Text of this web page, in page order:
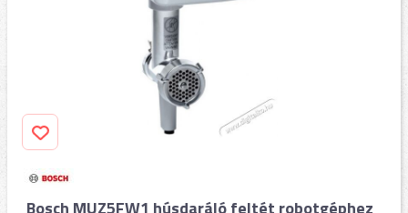
Bosch MUZ5FW1 húsdaráló feltét robotgéphez